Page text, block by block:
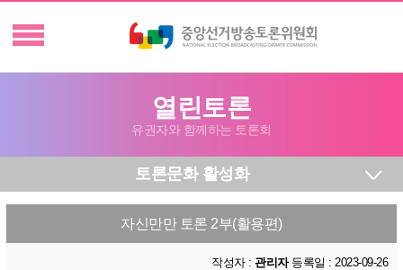
열린토론
유권자와 함께하는 토론회
토론문화 활성화
자신만만 토론 2부(활용편)
작성자 : 관리자 등록일 : 2023-09-26